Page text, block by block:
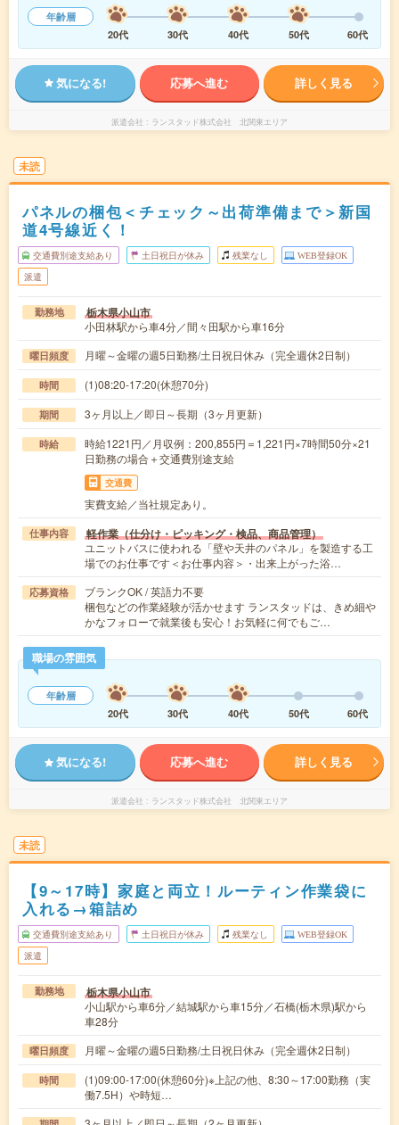
年齢層
20代
30代 40代 50代 60代
気になる! 応募へ進む 詳しく見る
派遣会社 ランスタッド株式会社 北関東エリア
未読
パネルの梱包＜チェック～出荷準備まで＞新国
道4号線近く！
交通費別途支給あり 土日祝日が休み 残業なし WEB登録OK
派遣
勤務地 栃木県小山市
小田林駅から車4分／間々田駅から車16分
曜日頻度 月曜～金曜の週5日勤務/土日祝日休み（完全週休2日制）
時間 (1)08:20-17:20(休憩70分)
期間 3ヶ月以上／即日～長期（3ヶ月更新）
時給
時給1221円／月収例：200,855円＝1,221円×7時間50分×21
日勤務の場合＋交通費別途支給
交通費
実費支給／当社規定あり。
仕事内容 軽作業（仕分け・ピッキング・検品、商品管理）
ユニットバスに使われる「壁や天井のパネル」を製造する工
場でのお仕事です＜お仕事内容＞・出来上がった浴…
応募資格
ブランクOK / 英語力不要
梱包などの作業経験が活かせます ランスタッドは、きめ細や
かなフォローで就業後も安心！お気軽に何でもご…
職場の雰囲気
年齢層
20代
30代 40代 50代 60代
気になる! 応募へ進む 詳しく見る
派遣会社 ランスタッド株式会社 北関東エリア
未読
【9～17時】家庭と両立！ルーティン作業袋に
入れる→箱詰め
交通費別途支給あり 土日祝日が休み 残業なし WEB登録OK
派遣
勤務地 栃木県小山市
小山駅から車6分／結城駅から車15分／石橋(栃木県)駅から
車28分
曜日頻度 月曜～金曜の週5日勤務/土日祝日休み（完全週休2日制）
時間
(1)09:00-17:00(休憩60分)※上記の他、8:30～17:00勤務（実
働7.5H）や時短…